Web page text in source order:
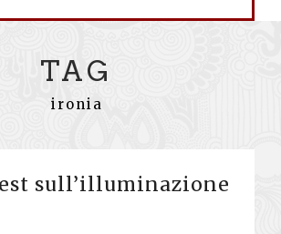
TAG
ironia
sull’illuminazione